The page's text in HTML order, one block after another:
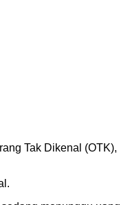
Tak Dikenal (OTK),